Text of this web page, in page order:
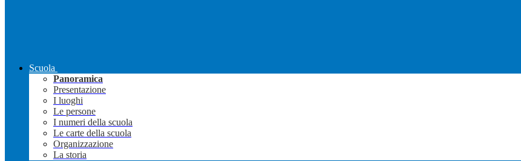
Scuola
Panoramica
Presentazione
I luoghi
Le persone
I numeri della scuola
Le carte della scuola
Organizzazione
La storia